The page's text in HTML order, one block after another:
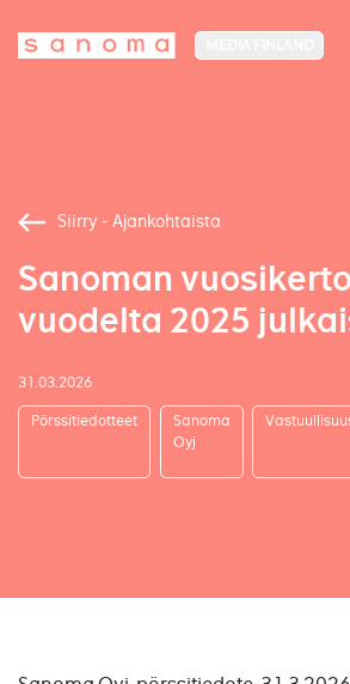
Siirry - Ajankohtaista
Sanoman
vuodelta 2025
31.03.2026
Pörssitiedotteet
Sanoma
Oyj